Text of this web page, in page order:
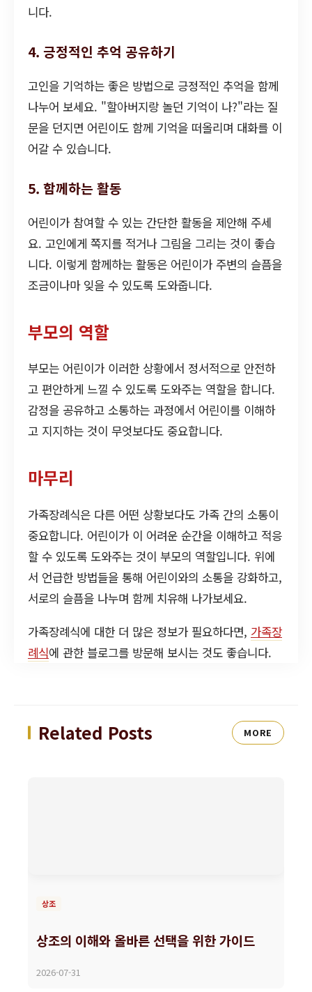
니다.
4. 긍정적인 추억 공유하기
고인을 기억하는 좋은 방법으로 긍정적인 추억을 함께
나누어 보세요. "할아버지랑 놀던 기억이 나?"라는 질
문을 던지면 어린이도 함께 기억을 떠올리며 대화를 이
어갈 수 있습니다.
5. 함께하는 활동
어린이가 참여할 수 있는 간단한 활동을 제안해 주세
요. 고인에게 쪽지를 적거나 그림을 그리는 것이 좋습
니다. 이렇게 함께하는 활동은 어린이가 주변의 슬픔을
조금이나마 잊을 수 있도록 도와줍니다.
부모의 역할
부모는 어린이가 이러한 상황에서 정서적으로 안전하
고 편안하게 느낄 수 있도록 도와주는 역할을 합니다.
감정을 공유하고 소통하는 과정에서 어린이를 이해하
고 지지하는 것이 무엇보다도 중요합니다.
마무리
가족장례식은 다른 어떤 상황보다도 가족 간의 소통이
중요합니다. 어린이가 이 어려운 순간을 이해하고 적응
할 수 있도록 도와주는 것이 부모의 역할입니다. 위에
서 언급한 방법들을 통해 어린이와의 소통을 강화하고,
서로의 슬픔을 나누며 함께 치유해 나가보세요.
가족장례식에 대한 더 많은 정보가 필요하다면, 가족장
례식에 관한 블로그를 방문해 보시는 것도 좋습니다.
Related Posts MORE
상조
상조의 이해와 올바른 선택을 위한 가이드
2026-07-31